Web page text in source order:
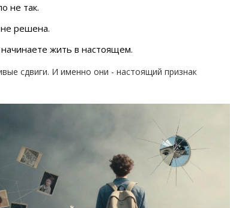
не так.
решена.
жить в настоящем.
сдвиги. И именно они - настоящий признак